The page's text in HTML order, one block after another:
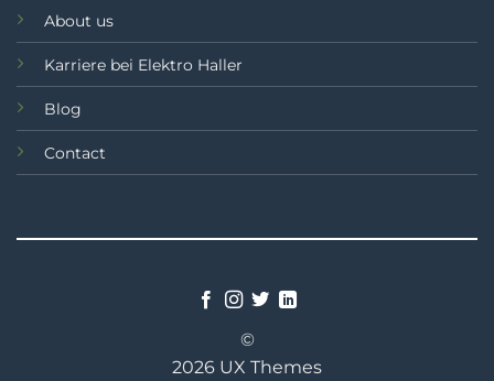
About us
Karriere bei Elektro Haller
Blog
Contact
©
2026 UX Themes